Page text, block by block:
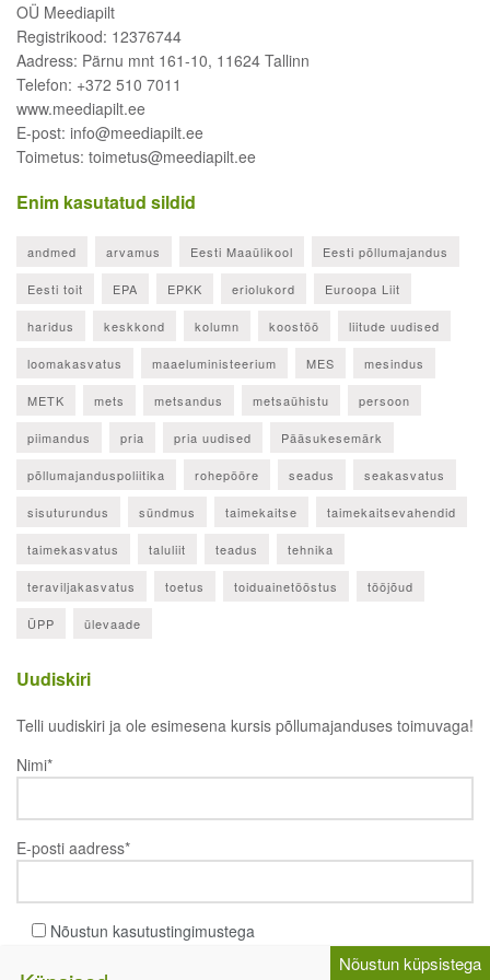
OÜ Meediapilt
Registrikood: 12376744
Aadress: Pärnu mnt 161-10, 11624 Tallinn
Telefon: +372 510 7011
www.meediapilt.ee
E-post: info@meediapilt.ee
Toimetus: toimetus@meediapilt.ee
Enim kasutatud sildid
andmed arvamus Eesti Maaülikool Eesti põllumajandus
Eesti toit EPA EPKK eriolukord Euroopa Liit
haridus keskkond kolumn koostöö liitude uudised
loomakasvatus maaeluministeerium MES mesindus
METK mets metsandus metsaühistu persoon
piimandus pria pria uudised Pääsukesemärk
põllumajanduspoliitika rohepööre seadus seakasvatus
sisuturundus sündmus taimekaitse taimekaitsevahendid
taimekasvatus taluliit teadus tehnika
teraviljakasvatus toetus toiduainetööstus tööjõud
ÜPP ülevaade
Uudiskiri
Telli uudiskiri ja ole esimesena kursis põllumajanduses toimuvaga!
Nimi*
E-posti aadress*
Nõustun kasutustingimustega